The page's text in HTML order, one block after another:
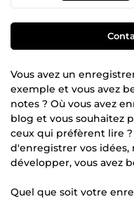
Vous avez un
exemple et vous avez
notes ? Où vous avez
blog et vous souhaitez
ceux qui préfèrent lire
d'enregistrer vos idées,
développer, vous avez
Quel que soit votre